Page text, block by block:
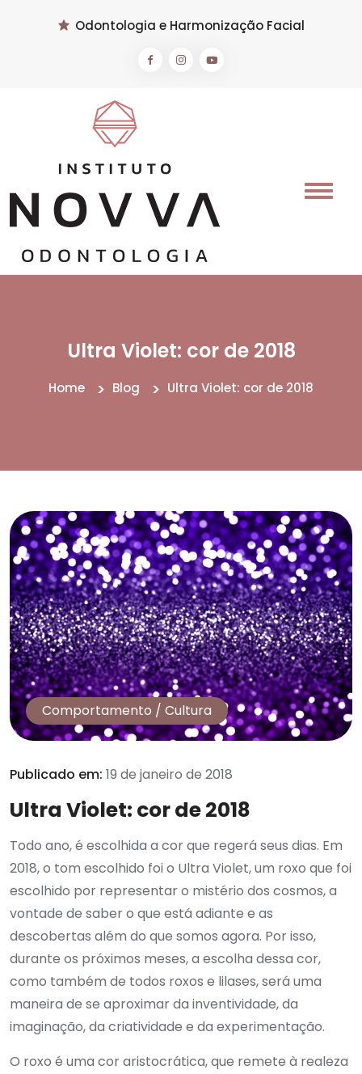
Odontologia e Harmonização Facial
Ultra Violet: cor de 2018
Home Blog Ultra Violet: cor de 2018
Comportamento / Cultura
Publicado em: 19 de janeiro de 2018
Ultra Violet: cor de 2018
Todo ano, é escolhida a cor que regerá seus dias. Em
2018, o tom escolhido foi o Ultra Violet, um roxo que foi
escolhido por representar o mistério dos cosmos, a
vontade de saber o que está adiante e as
descobertas além do que somos agora. Por isso,
durante os próximos meses, a escolha dessa cor,
como também de todos roxos e lilases, será uma
maneira de se aproximar da inventividade, da
imaginação, da criatividade e da experimentação.
O roxo é uma cor aristocrática, que remete à realeza